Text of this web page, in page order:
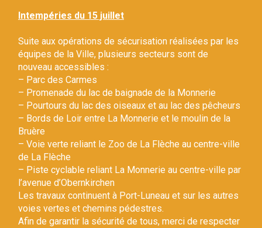
Intempéries du 15 juillet
Suite aux opérations de sécurisation réalisées par les
équipes de la Ville, plusieurs secteurs sont de
nouveau accessibles :
– Parc des Carmes
– Promenade du lac de baignade de la Monnerie
– Pourtours du lac des oiseaux et au lac des pêcheurs
– Bords de Loir entre La Monnerie et le moulin de la
Bruère
– Voie verte reliant le Zoo de La Flèche au centre-ville
de La Flèche
– Piste cyclable reliant La Monnerie au centre-ville par
l’avenue d’Obernkirchen
Les travaux continuent à Port-Luneau et sur les autres
voies vertes et chemins pédestres.
Afin de garantir la sécurité de tous, merci de respecter